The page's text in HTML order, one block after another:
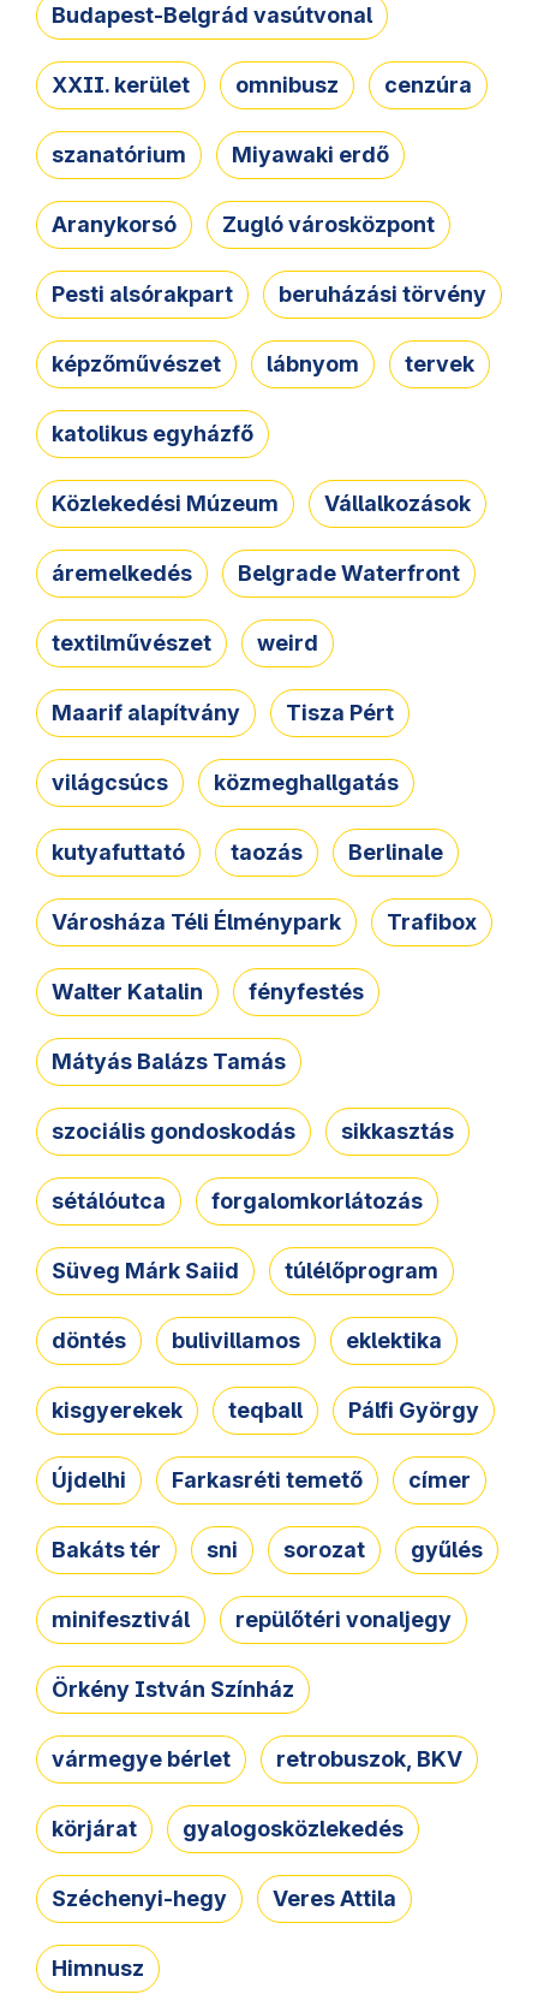
Budapest-Belgrád vasútvonal
XXII. kerület omnibusz cenzúra
szanatórium Miyawaki erdő
Aranykorsó Zugló városközpont
Pesti alsórakpart beruházási törvény
képzőművészet lábnyom tervek
katolikus egyházfő
Közlekedési Múzeum Vállalkozások
áremelkedés Belgrade Waterfront
textilművészet weird
Maarif alapítvány Tisza Pért
világcsúcs közmeghallgatás
kutyafuttató taozás Berlinale
Városháza Téli Élménypark Trafibox
Walter Katalin fényfestés
Mátyás Balázs Tamás
szociális gondoskodás sikkasztás
sétálóutca forgalomkorlátozás
Süveg Márk Saiid túlélőprogram
döntés bulivillamos eklektika
kisgyerekek teqball Pálfi György
Újdelhi Farkasréti temető címer
Bakáts tér sni sorozat gyűlés
minifesztivál repülőtéri vonaljegy
Örkény István Színház
vármegye bérlet retrobuszok, BKV
körjárat gyalogosközlekedés
Széchenyi-hegy Veres Attila
Himnusz